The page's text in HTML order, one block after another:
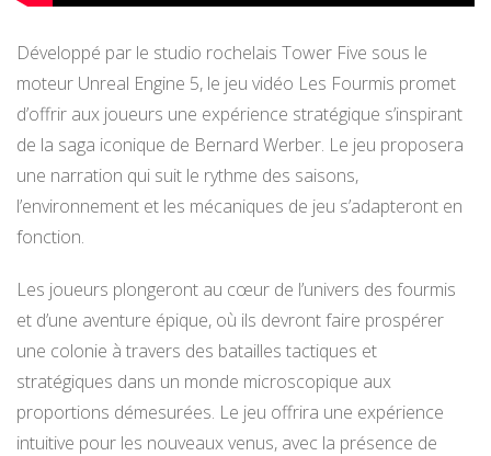
Développé par le studio rochelais Tower Five sous le
moteur Unreal Engine 5, le jeu vidéo Les Fourmis promet
d’offrir aux joueurs une expérience stratégique s’inspirant
de la saga iconique de Bernard Werber. Le jeu proposera
une narration qui suit le rythme des saisons,
l’environnement et les mécaniques de jeu s’adapteront en
fonction.
Les joueurs plongeront au cœur de l’univers des fourmis
et d’une aventure épique, où ils devront faire prospérer
une colonie à travers des batailles tactiques et
stratégiques dans un monde microscopique aux
proportions démesurées. Le jeu offrira une expérience
intuitive pour les nouveaux venus, avec la présence de